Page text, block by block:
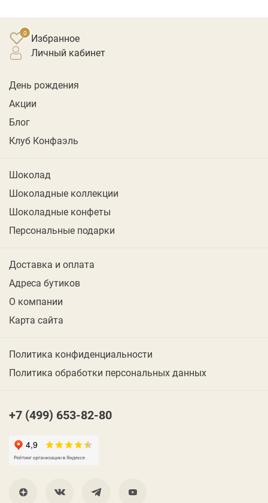
Избранное
личный кабинет
День рождения
Акции
Блог
Клуб Конфаэль
Шоколад
Шоколадные коллекции
Шоколадные конфеты
Персональные подарки
Доставка и оплата
Адреса бутиков
О компании
Карта сайта
Политика конфиденциальности
Политика обработки персональных данных
+7 (499) 653-82-80